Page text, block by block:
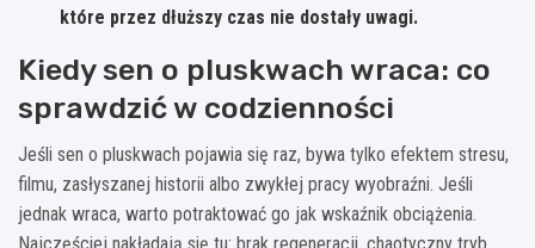
które przez dłuższy czas nie dostały uwagi.
Kiedy sen o pluskwach wraca: co
sprawdzić w codzienności
Jeśli sen o pluskwach pojawia się raz, bywa tylko efektem stresu,
filmu, zasłyszanej historii albo zwykłej pracy wyobraźni. Jeśli
jednak wraca, warto potraktować go jak wskaźnik obciążenia.